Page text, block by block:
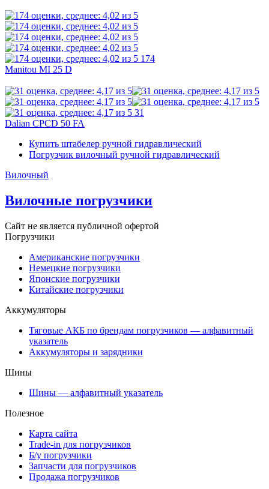
174
Manitou MI 25 D
31
Dalian CPCD 50 FA
Купить штабелер ручной гидравлический
Погрузчик вилочный ручной гидравлический
Вилочный
Вилочные погрузчики
Сайт не является публичной офертой
Погрузчики
Американские погрузчики
Немецкие погрузчики
Японские погрузчики
Китайские погрузчики
Аккумуляторы
Тяговые АКБ по брендам погрузчиков — алфавитный
указатель
Аккумуляторы и зарядники
Шины
Шины — алфавитный указатель
Полезное
Карта сайта
Trade-in для погрузчиков
Б/у погрузчики
Запчасти для погрузчиков
Продажа погрузчиков